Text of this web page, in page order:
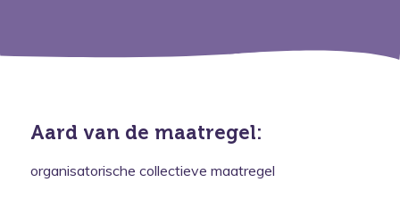
Aard van de maatregel:
organisatorische collectieve maatregel